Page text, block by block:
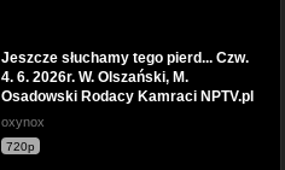
Jeszcze słuchamy tego pierd... Czw.
4. 6. 2026r. W. Olszański, M.
Osadowski Rodacy Kamraci NPTV.pl
oxynox
720p